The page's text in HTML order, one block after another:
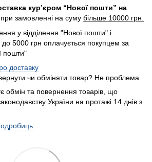
кур’єром “Нової пошти” на
замовленні на суму більше 10000 грн.
у відділення "Нової пошти" і
5000 грн оплачується покупцем за
пошти"
доставку
чи обміняти товар? Не проблема.
обмін та повернення товарів, що
України на протажі 14 днів з